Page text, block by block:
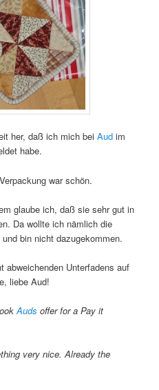
her, daß ich mich beiAud im
habe.
war schön.
glaube ich, daß sie sehr gut in
Da wollte ich nämlich die
bin nicht dazugekommen.
abweichenden Unterfadens auf
liebe Aud!
Auds offer for a Pay it
very nice. Already the